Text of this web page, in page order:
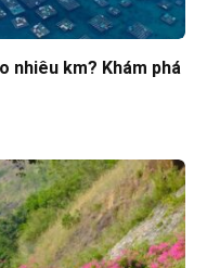
nhiêu km? Khám phá